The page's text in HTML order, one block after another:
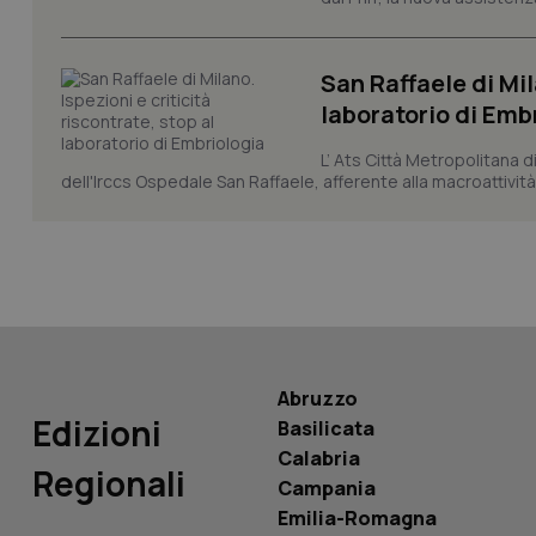
San Raffaele di
laboratorio di
L’ Ats Città Metropolitana
dell'Irccs Ospedale San Raffaele, afferente alla
Edizioni
Regionali
Abruzzo
Basilicata
Calabria
Campania
Emilia-Romagna
tracking-sites-
tracking-sites-